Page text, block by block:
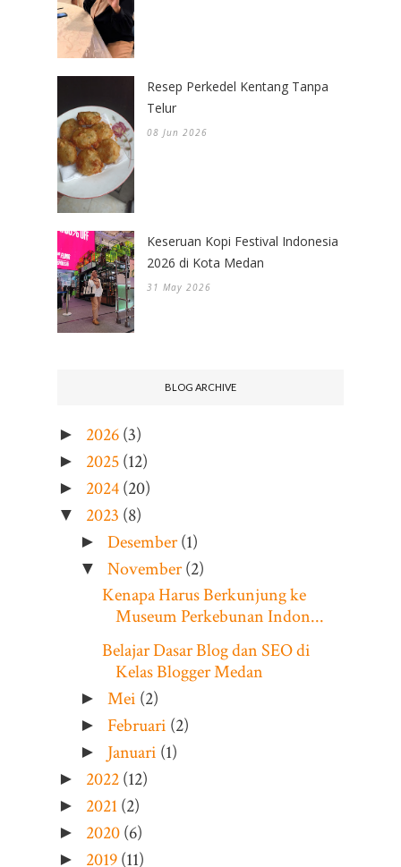
Resep Perkedel Kentang Tanpa
Telur
08 Jun 2026
Keseruan Kopi Festival Indonesia
2026 di Kota Medan
31 May 2026
BLOG ARCHIVE
► 2026(3)
► 2025(12)
► 2024(20)
▼ 2023 (8)
► Desember(1)
▼ November(2)
Kenapa Harus Berkunjung ke
Museum Perkebunan Indon...
Belajar Dasar Blog dan SEO di
Kelas Blogger Medan
► Mei (2)
► Februari (2)
► Januari (1)
► 2022(12)
► 2021(2)
► 2020(6)
► 2019(11)